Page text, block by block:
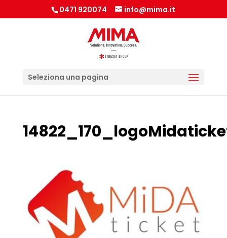
0471 920074 info@mima.it
Seleziona una pagina